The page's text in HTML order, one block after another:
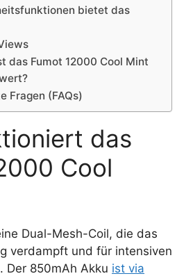
bietet das
das Fumot 12000 Cool Mint
Fragen (FAQs)
das
Cool
Dual-Mesh-Coil, die das
verdampft und für intensiven
Der 850mAh Akku ist via